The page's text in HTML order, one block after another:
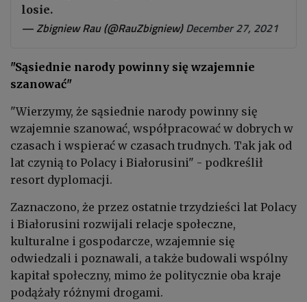
losie.
— Zbigniew Rau (@RauZbigniew)December 27, 2021
"Sąsiednie narody powinny się wzajemnie
szanować"
"Wierzymy, że sąsiednie narody powinny się
wzajemnie szanować, współpracować w dobrych w
czasach i wspierać w czasach trudnych. Tak jak od
lat czynią to Polacy i Białorusini" - podkreślił
resort dyplomacji.
Zaznaczono, że przez ostatnie trzydzieści lat Polacy
i Białorusini rozwijali relacje społeczne,
kulturalne i gospodarcze, wzajemnie się
odwiedzali i poznawali, a także budowali wspólny
kapitał społeczny, mimo że politycznie oba kraje
podążały różnymi drogami.